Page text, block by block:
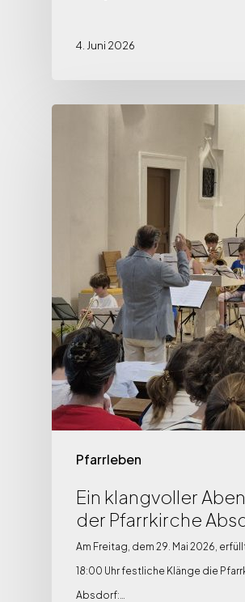
4. Juni 2026
Pfarrleben
Ein klangvoller
der Pfarrkirche
Am Freitag, dem 29. Mai 2026,
18:00 Uhr festliche Klänge die
Absdorf:…